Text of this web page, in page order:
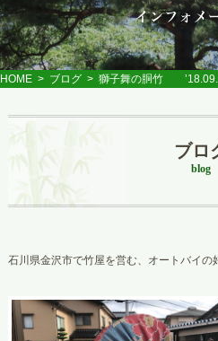
HOME > ブログ > 獅子舞の胴竹
ブロ
blog
石川県金沢市で竹屋を営む、オートバイの